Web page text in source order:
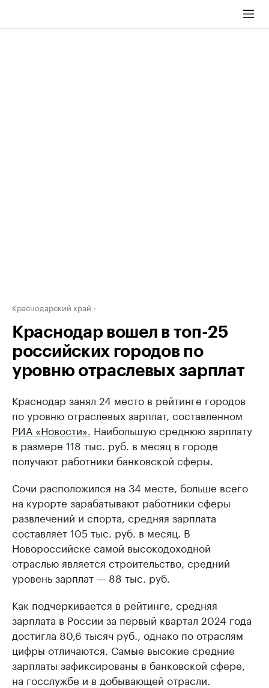
Краснодарский край
Краснодар вошел в топ-25
российских городов по
уровню отраслевых зарплат
Краснодар занял 24 место в рейтинге городов
по уровню отраслевых зарплат, составленном
РИА «Новости». Наибольшую среднюю зарплату
в размере 118 тыс. руб. в месяц в городе
получают работники банковской сферы.
Сочи расположился на 34 месте, больше всего
на курорте зарабатывают работники сферы
развлечений и спорта, средняя зарплата
составляет 105 тыс. руб. в месяц. В
Новороссийске самой высокодоходной
отраслью является строительство, средний
уровень зарплат — 88 тыс. руб.
Как подчеркивается в рейтинге, средняя
зарплата в России за первый квартал 2024 года
достигла 80,6 тысяч руб., однако по отраслям
цифры отличаются. Самые высокие средние
зарплаты зафиксированы в банковской сфере,
на госслужбе и в добывающей отрасли.